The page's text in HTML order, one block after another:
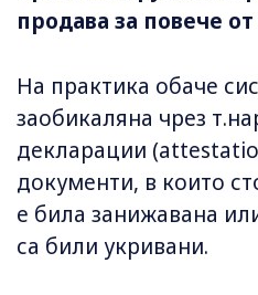
продава за повече
На практика обаче
заобикаляна чрез
декларации
документи, в които
е била занижавана
са били укривани.